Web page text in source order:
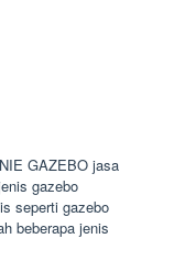
GAZEBO jasa
gazebo
seperti gazebo
beberapa jenis